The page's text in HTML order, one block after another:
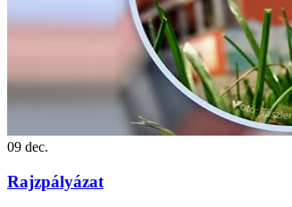
09 dec.
Rajzpályázat